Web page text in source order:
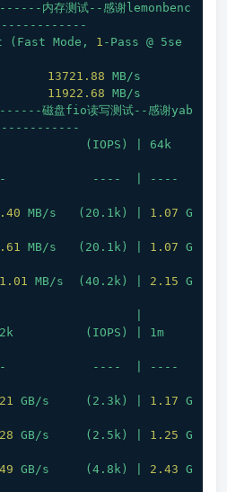
内存测试--感谢lemonbenc
(Fast Mode, 1 -Pass @ 5se
13721.88 MB/s
11922.68 MB/s
磁盘fio读写测试--感谢yab
(IOPS)
64k
----
----
MB/s (20.1k) 1.07 G
MB/s (20.1k) 1.07 G
MB/s (40.2k) 2.15 G
(IOPS)
1m
----
----
GB/s (2.3k) 1.17 G
GB/s (2.5k) 1.25 G
GB/s (4.8k) 2.43 G